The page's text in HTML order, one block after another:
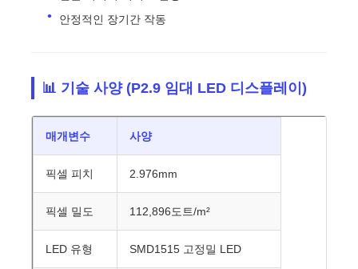
안정적인 장기간 작동
📊 기술 사양 (P2.9 임대 LED 디스플레이)
매개변수 사양
픽셀 피치 2.976mm
픽셀 밀도 112,896도트/m²
LED 유형 SMD1515 고정밀 LED